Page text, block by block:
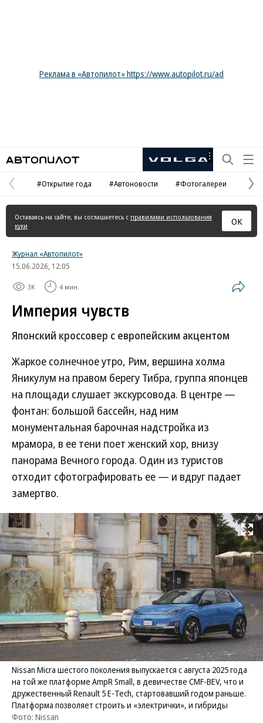
Реклама в «Автопилот» https://www.autopilot.ru/ad
Рекламная
Предыдущая
страница
#Открытие года #Автоновости #Фотогалереи
Оставаясь на сайте, вы соглашаетесь с правилами использования
куки
ОК
Журнал «Автопилот»
15.06.2026, 12:05
3K 4 мин.
Империя чувств
Японский кроссовер с европейским акцентом
Жаркое солнечное утро, Рим, вершина холма
Яникулум на правом берегу Тибра, группа японцев
на площади слушает экскурсовода. В центре —
фонтан: большой бассейн, над ним
монументальная барочная надстройка из
мрамора, в ее тени поет женский хор, внизу
панорама Вечного города. Один из туристов
отходит сфотографировать ее — и вдруг падает
замертво.
Развернуть
Nissan Micra шестого поколения выпускается с августа 2025 года
на той же платформе AmpR Small, в девичестве CMF-BEV, что и
дружественный Renault 5 E-Tech, стартовавший годом раньше.
Платформа позволяет строить и «электрички», и гибриды
Фото: Nissan